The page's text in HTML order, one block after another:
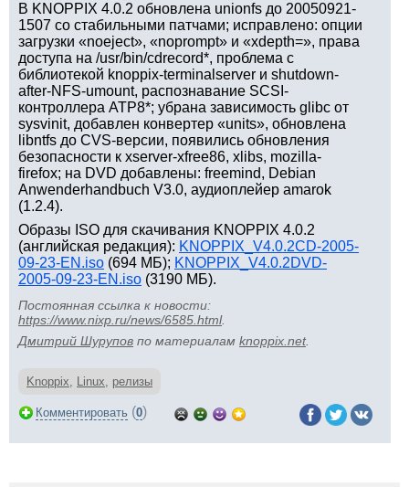
В KNOPPIX 4.0.2 обновлена unionfs до 20050921-
1507 со стабильными патчами; исправлено: опции
загрузки «noeject», «noprompt» и «xdepth=», права
доступа на /usr/bin/cdrecord*, проблема с
библиотекой knoppix-terminalserver и shutdown-
after-NFS-umount, распознавание SCSI-
контроллера ATP8*; убрана зависимость glibc от
sysvinit, добавлен конвертер «units», обновлена
libntfs до CVS-версии, появились обновления
безопасности к xserver-xfree86, xlibs, mozilla-
firefox; на DVD добавлены: freemind, Debian
Anwenderhandbuch V3.0, аудиоплейер amarok
(1.2.4).
Образы ISO для скачивания KNOPPIX 4.0.2
(английская редакция): KNOPPIX_V4.0.2CD-2005-
09-23-EN.iso (694 МБ); KNOPPIX_V4.0.2DVD-
2005-09-23-EN.iso (3190 МБ).
Постоянная ссылка к новости:
https://www.nixp.ru/news/6585.html.
Дмитрий Шурупов по материалам knoppix.net.
Knoppix, Linux, релизы
Комментировать (0)